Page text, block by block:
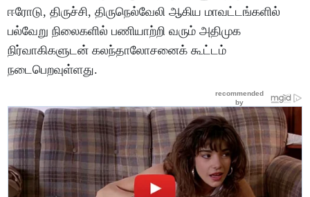
ஈரோடு, திருச்சி, திருநெல்வேலி ஆகிய மாவட்டங்களில்
பல்வேறு நிலைகளில் பணியாற்றி வரும் அதிமுக
நிர்வாகிகளுடன் கலந்தாலோசனைக் கூட்டம்
நடைபெறவுள்ளது.